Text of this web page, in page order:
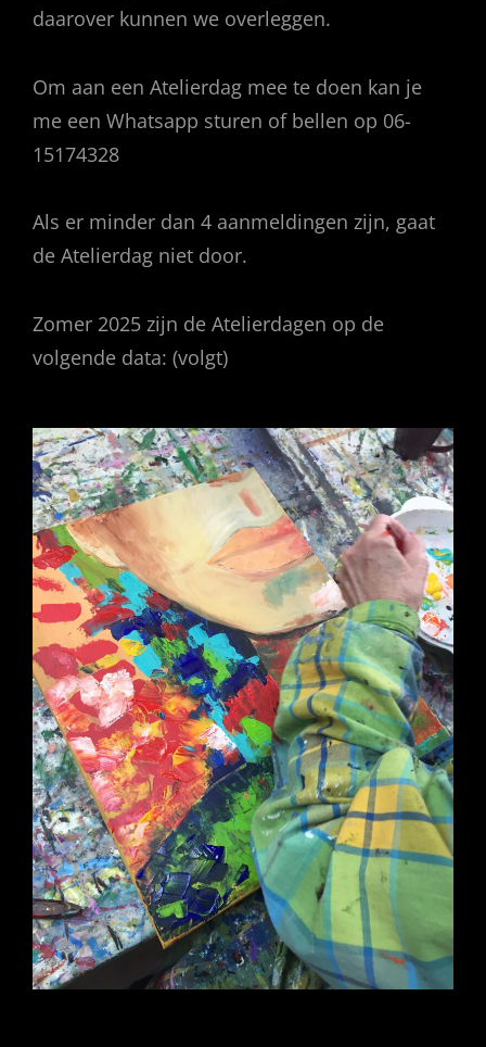
daarover kunnen we overleggen.
Om aan een Atelierdag mee te doen kan je
me een Whatsapp sturen of bellen op 06-
15174328
Als er minder dan 4 aanmeldingen zijn, gaat
de Atelierdag niet door.
Zomer 2025 zijn de Atelierdagen op de
volgende data: (volgt)